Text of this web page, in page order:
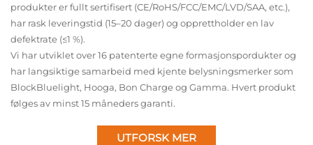
produkter er fullt sertifisert (CE/RoHS/FCC/EMC/LVD/SAA, etc.),
har rask leveringstid (15–20 dager) og opprettholder en lav
defektrate (≤1 %).
Vi har utviklet over 16 patenterte egne formasjonspordukter og
har langsiktige samarbeid med kjente belysningsmerker som
BlockBluelight, Hooga, Bon Charge og Gamma. Hvert produkt
følges av minst 15 måneders garanti.
UTFORSK MER